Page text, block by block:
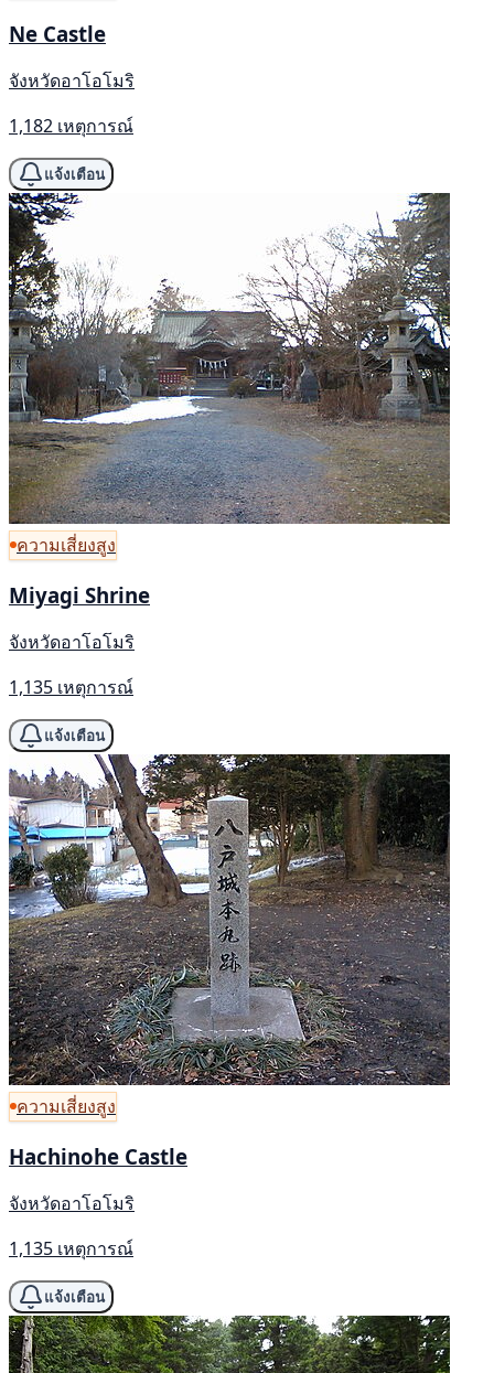
Ne Castle
จังหวัดอาโอโมริ
1,182 เหตุการณ์
แจ้งเตือน
ความเสี่ยงสูง
Miyagi Shrine
จังหวัดอาโอโมริ
1,135 เหตุการณ์
แจ้งเตือน
ความเสี่ยงสูง
Hachinohe Castle
จังหวัดอาโอโมริ
1,135 เหตุการณ์
แจ้งเตือน